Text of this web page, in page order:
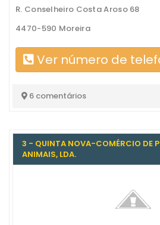
R. Conselheiro Costa Aroso 68
4470-590 Moreira
Ver número de
6 comentários
3 - QUINTA NOVA-COMÉRCIO DE
ANIMAIS, LDA.